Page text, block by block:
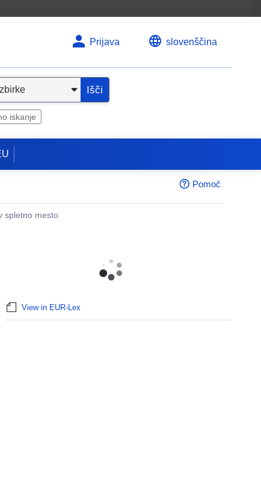
Prijava slovenščina
Išči
iskanje
Pomoč
spletno mesto
View in EUR-Lex